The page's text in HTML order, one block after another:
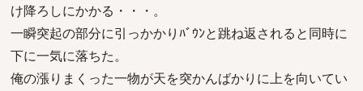
け降ろしにかかる・・・。
一瞬突起の部分に引っかかりﾊﾞｳﾝと跳ね返されると同時に
下に一気に落ちた。
俺の漲りまくった一物が天を突かんばかりに上を向いてい